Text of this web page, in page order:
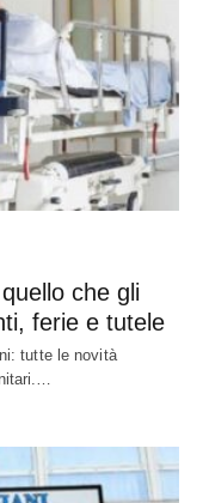
che gli
ferie e tutele
tutte le novità